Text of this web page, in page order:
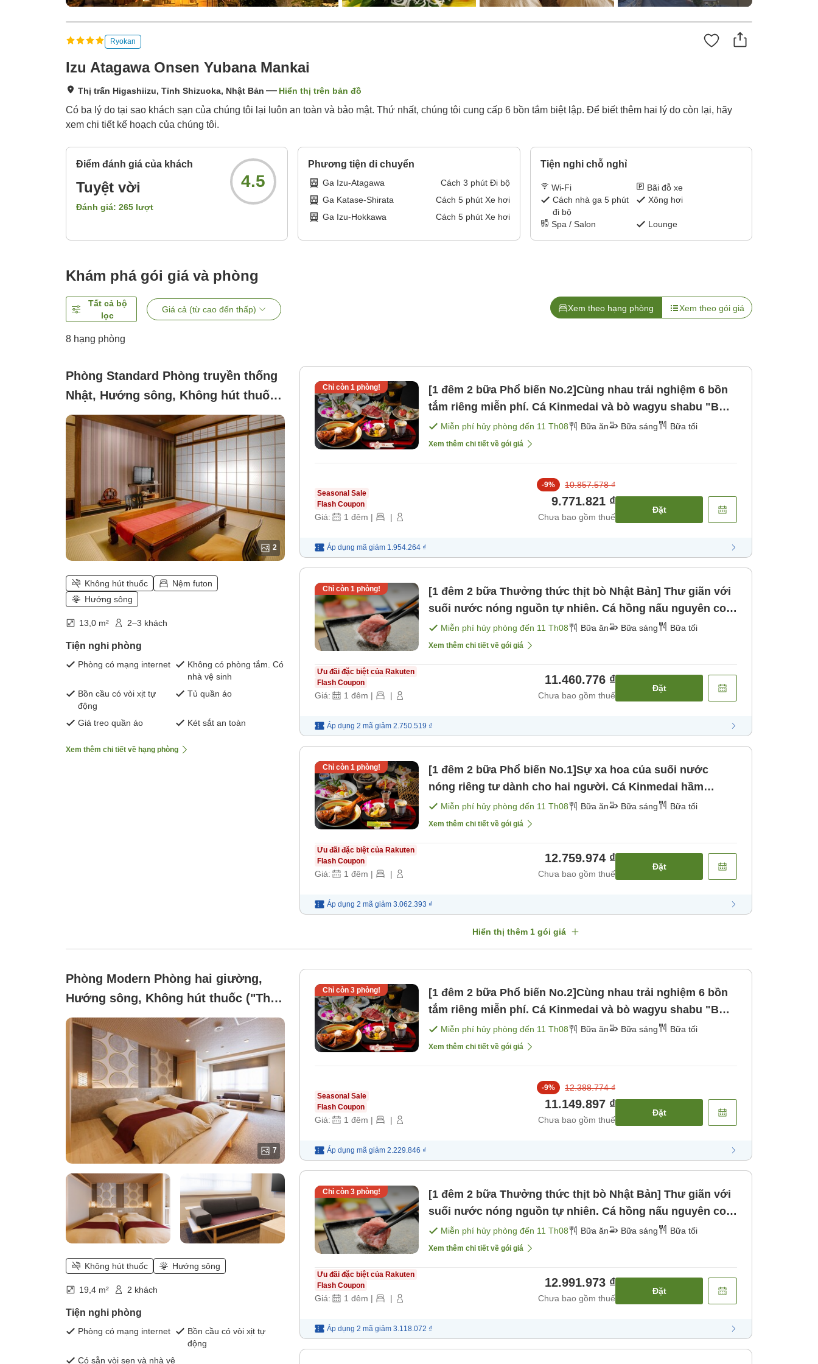
Ryokan
Izu Atagawa Onsen Yubana Mankai
Thị trấn Higashiizu, Tỉnh Shizuoka, Nhật Bản Hiển thị trên bản đồ
Có ba lý do tại sao khách sạn của chúng tôi lại luôn an toàn và bảo mật. Thứ nhất, chúng tôi cung cấp 6 bồn tắm biệt lập. Để biết thêm hai lý do còn lại, hãy
xem chi tiết kế hoạch của chúng tôi.
Điểm đánh giá của khách
Tuyệt vời
Đánh giá: 265 lượt
4.5
Phương tiện di chuyển
Ga Izu-Atagawa Cách 3 phút Đi bộ
Ga Katase-Shirata
Cách 5phút Xe hơi
Ga Izu-Hokkawa
Cách 5phút Xe hơi
Tiện nghi chỗ nghỉ
Wi-Fi
Bãi đỗ xe
Cách nhà ga 5 phút
đi bộ
Xông hơi
Spa / Salon Lounge
Khám phá gói giá và phòng
Tất cả bộ
lọc
Giá cả (từ cao đến thấp) Xem theo hạng phòng Xem theo gói giá
8 hạng phòng
Phòng Standard Phòng truyền thống
Nhật, Hướng sông, Không hút thuốc
(Japanese-style room)
2
Không hút thuốc
Nệm futon
Hướng sông
13,0 m² 2–3 khách
Tiện nghi phòng
Phòng có mạng internet
Không có phòng tắm. Có
nhà vệ sinh
Bồn cầu có vòi xịt tự
động
Tủ quần áo
Giá treo quần áo Két sắt an toàn
Xem thêm chi tiết về hạng phòng
Chỉ còn 1phòng!
[1 đêm 2 bữa Phổ biến No.2]Cùng nhau trải nghiệm 6 bồn
tắm riêng miễn phí. Cá Kinmedai và bò wagyu shabu "Bữa
tiệc Mankai". [Bữa sáng] [Bữa tối]
Miễn phí hủy phòng đến 11 Th08 Bữa ăn Bữa sáng Bữa tối
Xem thêm chi tiết về gói giá
Seasonal Sale
Flash Coupon
Giá: 1 đêm | |
-9% 10.857.578 ₫
9.771.821 ₫
Chưa bao gồm thuế
Đặt
Áp dụng mã giảm 1.954.264 ₫
Chỉ còn 1phòng!
[1 đêm 2 bữa Thưởng thức thịt bò Nhật Bản] Thư giãn với
suối nước nóng nguồn tự nhiên. Cá hồng nấu nguyên con
và "Bữa tiệc thịt nướng đá nóng". [Bữa sáng] [Bữa tối]
Miễn phí hủy phòng đến 11 Th08 Bữa ăn Bữa sáng Bữa tối
Xem thêm chi tiết về gói giá
Ưu đãi đặc biệt của Rakuten
Flash Coupon
Giá: 1 đêm | |
11.460.776 ₫
Chưa bao gồm thuế
Đặt
Áp dụng 2 mã giảm 2.750.519 ₫
Chỉ còn 1phòng!
[1 đêm 2 bữa Phổ biến No.1]Sự xa hoa của suối nước
nóng riêng tư dành cho hai người. Cá Kinmedai hầm
nguyên con tô điểm ngày kỷ niệm với 4 món ăn đặc biệt
"Tiệc cao cấp". [Bữa sáng] [Bữa tối]
Miễn phí hủy phòng đến 11 Th08 Bữa ăn Bữa sáng Bữa tối
Xem thêm chi tiết về gói giá
Ưu đãi đặc biệt của Rakuten
Flash Coupon
Giá: 1 đêm | |
12.759.974 ₫
Chưa bao gồm thuế
Đặt
Áp dụng 2 mã giảm 3.062.393 ₫
Hiển thị thêm 1 gói giá
Phòng Modern Phòng hai giường,
Hướng sông, Không hút thuốc ("Thư
giãn"【Thực phẩm nhà hàng cao
cấp】)
7
Không hút thuốc Hướng sông
19,4 m² 2 khách
Tiện nghi phòng
Phòng có mạng internet
Bồn cầu có vòi xịt tự
động
Có sẵn vòi sen và nhà vệ
Chỉ còn 3phòng!
[1 đêm 2 bữa Phổ biến No.2]Cùng nhau trải nghiệm 6 bồn
tắm riêng miễn phí. Cá Kinmedai và bò wagyu shabu "Bữa
tiệc Mankai". [Bữa sáng] [Bữa tối]
Miễn phí hủy phòng đến 11 Th08 Bữa ăn Bữa sáng Bữa tối
Xem thêm chi tiết về gói giá
Seasonal Sale
Flash Coupon
Giá: 1 đêm | |
-9% 12.388.774 ₫
11.149.897 ₫
Chưa bao gồm thuế
Đặt
Áp dụng mã giảm 2.229.846 ₫
Chỉ còn 3phòng!
[1 đêm 2 bữa Thưởng thức thịt bò Nhật Bản] Thư giãn với
suối nước nóng nguồn tự nhiên. Cá hồng nấu nguyên con
và "Bữa tiệc thịt nướng đá nóng". [Bữa sáng] [Bữa tối]
Miễn phí hủy phòng đến 11 Th08 Bữa ăn Bữa sáng Bữa tối
Xem thêm chi tiết về gói giá
Ưu đãi đặc biệt của Rakuten
Flash Coupon
Giá: 1 đêm | |
12.991.973 ₫
Chưa bao gồm thuế
Đặt
Áp dụng 2 mã giảm 3.118.072 ₫